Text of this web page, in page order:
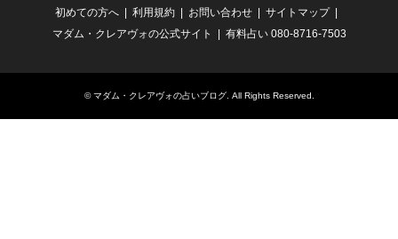
初めての方へ 利用規約 お問い合わせ
サイトマップ
マダム・クレアヴォの公式サイト
有料占い 080-8716-7503
©マダム・クレアヴォの占いブログ. All Rights Reserved.